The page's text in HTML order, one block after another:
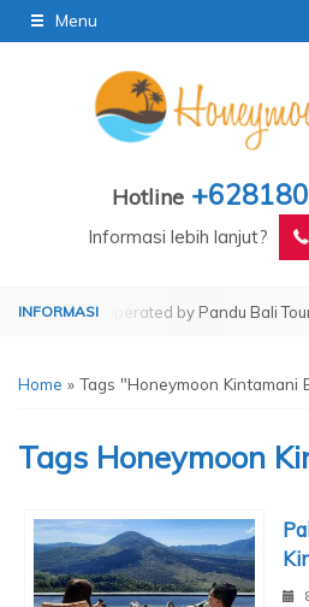
Menu
Hotline
Informasi lebih lanjut?
Tour Operated by Pandu Bali Tour
Home » Tags "Honeymoon Kintamani
Tags Honeymoon